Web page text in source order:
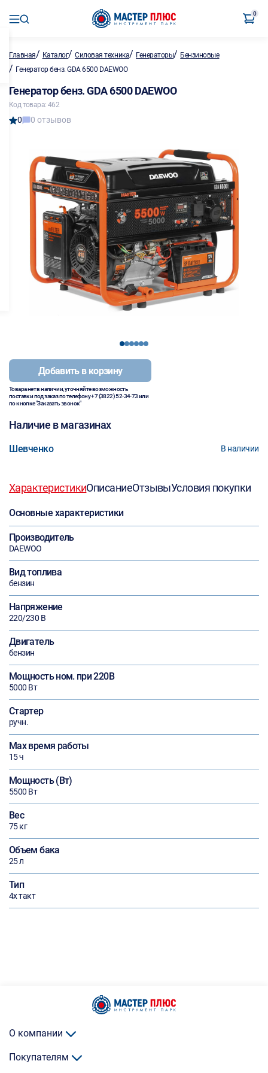
0
Главная/ Каталог/Силовая техника/ Генераторы/ Бензиновые
/ Генератор бенз. GDA 6500 DAEWOO
Генератор бенз. GDA 6500 DAEWOO
Код товара: 462
0 0 отзывов
123456
Добавить в корзину
Товара нет в наличии, уточняйте возможность
поставки под заказ по телефону+7 (3822) 52-34-73или
по кнопке "Заказать звонок"
Наличие в магазинах
Шевченко В наличии
ХарактеристикиОписаниеОтзывыУсловия покупки
Основные характеристики
Производитель
DAEWOO
Вид топлива
бензин
Напряжение
220/230 В
Двигатель
бензин
Мощность ном. при 220В
5000 Вт
Стартер
ручн.
Max время работы
15 ч
Мощность (Вт)
5500 Вт
Вес
75 кг
Объем бака
25 л
Тип
4х такт
О компании
Покупателям